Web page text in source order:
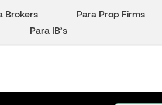
Brokers
Para Prop Firms
Para IB’s